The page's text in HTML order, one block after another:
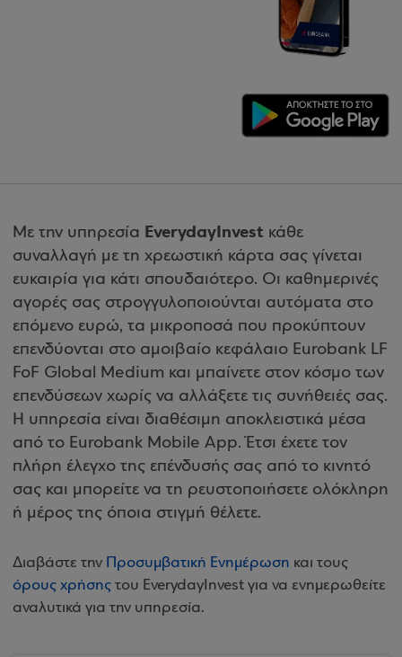
Με την υπηρεσία EverydayInvest κάθε
συναλλαγή με τη χρεωστική κάρτα σας γίνεται
ευκαιρία για κάτι σπουδαιότερο. Οι καθημερινές
αγορές σας στρογγυλοποιούνται αυτόματα στο
επόμενο ευρώ, τα μικροποσά που προκύπτουν
επενδύονται στο αμοιβαίο κεφάλαιο Eurobank LF
FoF Global Medium και μπαίνετε στον κόσμο των
επενδύσεων χωρίς να αλλάξετε τις συνήθειές σας.
Η υπηρεσία είναι διαθέσιμη αποκλειστικά μέσα
από το Eurobank Mobile App. Έτσι έχετε τον
πλήρη έλεγχο της επένδυσής σας από το κινητό
σας και μπορείτε να τη ρευστοποιήσετε ολόκληρη
ή μέρος της όποια στιγμή θέλετε.
Διαβάστε την Προσυμβατική Ενημέρωση και τους
όρους χρήσης του EverydayInvest για να ενημερωθείτε
αναλυτικά για την υπηρεσία.